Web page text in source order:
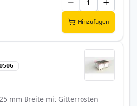
Hinzufügen
mm Breite mit Gitterrosten